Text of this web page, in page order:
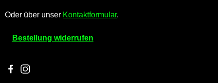
Oder über unser Kontaktformular.
Bestellung widerrufen
Besuche uns auf Facebook – öffnet in neuem Tab (externer
Schau auf Instagram vorbei – öffnet in neuem Tab